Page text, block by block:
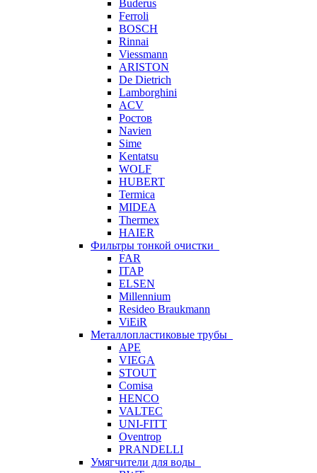
Buderus
Ferroli
BOSCH
Rinnai
Viessmann
ARISTON
De Dietrich
Lamborghini
ACV
Ростов
Navien
Sime
Kentatsu
WOLF
HUBERT
Termica
MIDEA
Thermex
HAIER
Фильтры тонкой очистки
FAR
ITAP
ELSEN
Millennium
Resideo Braukmann
ViEiR
Металлопластиковые трубы
APE
VIEGA
STOUT
Comisa
HENCO
VALTEC
UNI-FITT
Oventrop
PRANDELLI
Умягчители для воды